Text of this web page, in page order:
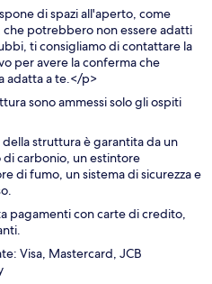
di spazi all'aperto, come
che potrebbero non essere adatti
ti consigliamo di contattare la
per avere la conferma che
adatta a te.</p>
sono ammessi solo gli ospiti
struttura è garantita da un
carbonio, un estintore
di fumo, un sistema di sicurezza e
pagamenti con carte di credito,
Visa, Mastercard, JCB